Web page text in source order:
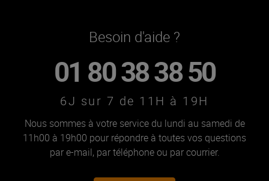
Besoin d'aide ?
01 80 38 38 50
6J sur 7 de 11H à 19H
Nous sommes à votre service du lundi au samedi de
11h00 à 19h00 pour répondre à toutes vos questions
par e-mail, par téléphone ou par courrier.